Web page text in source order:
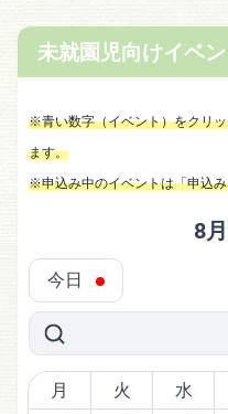
未就園児向けイベ
※青い数字（イベント）をクリ
ます。
※申込み中のイベントは「申込
今日
8
月 火 水